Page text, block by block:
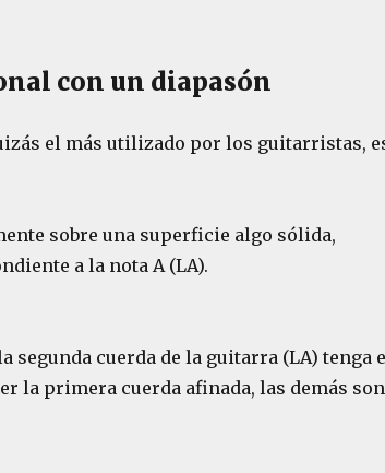
con un diapasón
el más utilizado por los guitarristas,
sobre una superficie algo sólida,
a la nota A (LA).
segunda cuerda de la guitarra (LA) tenga
la primera cuerda afinada, las demás son